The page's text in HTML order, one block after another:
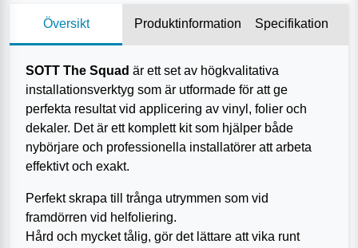
Översikt Produktinformation Specifikation
SOTT The Squad är ett set av högkvalitativa
installationsverktyg som är utformade för att ge
perfekta resultat vid applicering av vinyl, folier och
dekaler. Det är ett komplett kit som hjälper både
nybörjare och professionella installatörer att arbeta
effektivt och exakt.
Perfekt skrapa till trånga utrymmen som vid
framdörren vid helfoliering.
Hård och mycket tålig, gör det lättare att vika runt